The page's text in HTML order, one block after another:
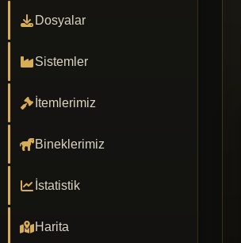
Dosyalar
Sistemler
İtemlerimiz
Bineklerimiz
İstatistik
Harita